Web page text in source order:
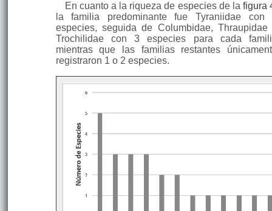
En cuanto a la riqueza de especies de la figura
la familia predominante fue Tyraniidae con
especies, seguida de Columbidae, Thraupidae
Trochilidae con 3 especies para cada
mientras que las familias restantes
registraron 1 o 2 especies.